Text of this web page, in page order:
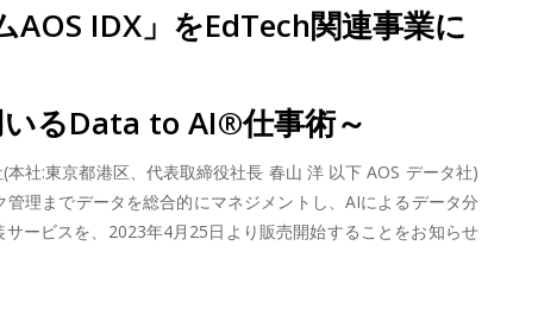
IDX」をEdTech関連事業に
るData to AI®仕事術～
社:東京都港区、代表取締役社長 春山 洋 以下 AOS データ社)
理までデータを総合的にマネジメントし、AIによるデータ分
サービスを、2023年4月25日より販売開始することをお知らせ